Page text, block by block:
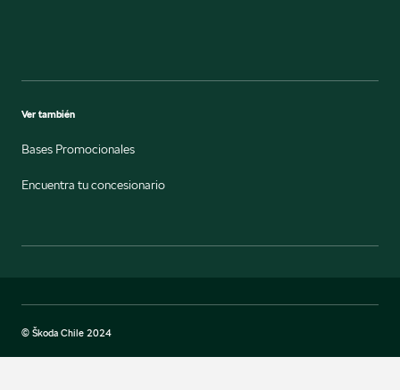
Ver también
Bases Promocionales
Encuentra tu concesionario
© Škoda Chile 2024